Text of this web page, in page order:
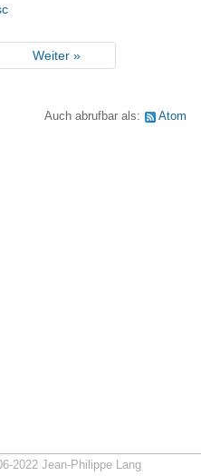
Weiter »
Auch abrufbar als: Atom
2022 Jean-Philippe Lang